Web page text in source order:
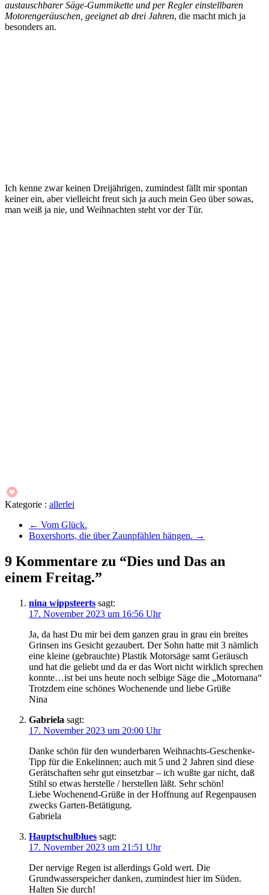
austauschbarer Säge-Gummikette und per Regler einstellbaren
Motorengeräuschen, geeignet ab drei Jahren, die macht mich ja
besonders an.
Ich kenne zwar keinen Dreijährigen, zumindest fällt mir spontan
keiner ein, aber vielleicht freut sich ja auch mein Geo über sowas,
man weiß ja nie, und Weihnachten steht vor der Tür.
Kategorie : allerlei
← Vom Glück.
Boxershorts, die über Zaunpfählen hängen. →
9 Kommentare zu “Dies und Das an
einem Freitag.”
nina wippsteerts sagt:
17. November 2023 um 16:56 Uhr
Ja, da hast Du mir bei dem ganzen grau in grau ein breites
Grinsen ins Gesicht gezaubert. Der Sohn hatte mit 3 nämlich
eine kleine (gebrauchte) Plastik Motorsäge samt Geräusch
und hat die geliebt und da er das Wort nicht wirklich sprechen
konnte…ist bei uns heute noch selbige Säge die „Motornana“
Trotzdem eine schönes Wochenende und liebe Grüße
Nina
Gabriela sagt:
17. November 2023 um 20:00 Uhr
Danke schön für den wunderbaren Weihnachts-Geschenke-
Tipp für die Enkelinnen; auch mit 5 und 2 Jahren sind diese
Gerätschaften sehr gut einsetzbar – ich wußte gar nicht, daß
Stihl so etwas herstelle / herstellen läßt. Sehr schön!
Liebe Wochenend-Grüße in der Hoffnung auf Regenpausen
zwecks Garten-Betätigung.
Gabriela
Hauptschulblues sagt:
17. November 2023 um 21:51 Uhr
Der nervige Regen ist allerdings Gold wert. Die
Grundwasserspeicher danken, zumindest hier im Süden.
Halten Sie durch!